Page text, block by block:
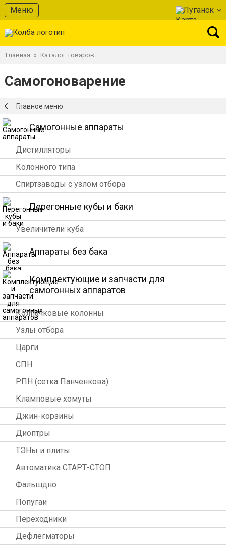
Меню Луганск
Главная » Каталог товаров
Самогоноварение
Главное меню
Самогонные аппараты
Дистилляторы
Колонного типа
Спиртзаводы с узлом отбора
Перегонные кубы и баки
Увеличители куба
Аппараты без бака
Комплектующие и запчасти для
самогонных аппаратов
Колпачковые колонны
Узлы отбора
Царги
СПН
РПН (сетка Панченкова)
Кламповые хомуты
Джин-корзины
Диоптры
ТЭНы и плиты
Автоматика СТАРТ-СТОП
Фальшдно
Попугаи
Переходники
Дефлегматоры